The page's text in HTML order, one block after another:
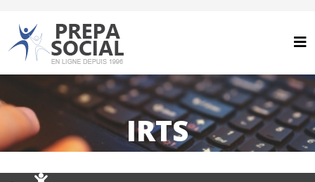
IRTS